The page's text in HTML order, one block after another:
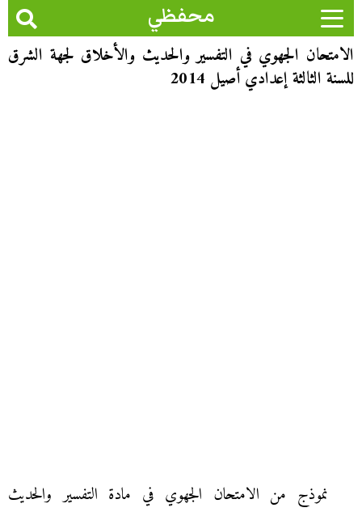
محفظي
الامتحان الجهوي في التفسير والحديث والأخلاق لجهة الشرق
للسنة الثالثة إعدادي أصيل 2014
نموذج من الامتحان الجهوي في مادة التفسير والحديث